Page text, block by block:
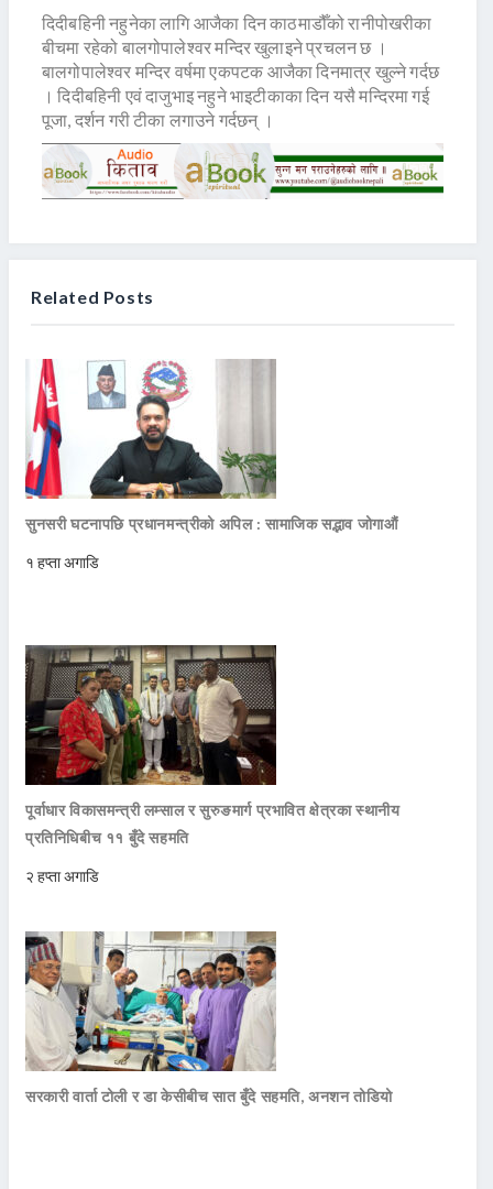
दिदीबहिनी नहुनेका लागि आजैका दिन काठमाडौँको रानीपोखरीका
बीचमा रहेको बालगोपालेश्वर मन्दिर खुलाइने प्रचलन छ ।
बालगोपालेश्वर मन्दिर वर्षमा एकपटक आजैका दिनमात्र खुल्ने गर्दछ
। दिदीबहिनी एवं दाजुभाइ नहुने भाइटीकाका दिन यसै मन्दिरमा गई
पूजा, दर्शन गरी टीका लगाउने गर्दछन् ।
Related Posts
सुनसरी घटनापछि प्रधानमन्त्रीको अपिल : सामाजिक सद्भाव जोगाऔं
१ हप्ता अगाडि
पूर्वाधार विकासमन्त्री लम्साल र सुरुङमार्ग प्रभावित क्षेत्रका स्थानीय
प्रतिनिधिबीच ११ बुँदे सहमति
२ हप्ता अगाडि
सरकारी वार्ता टोली र डा केसीबीच सात बुँदे सहमति, अनशन तोडियो